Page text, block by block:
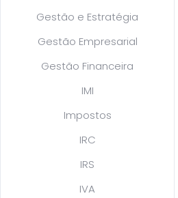
Gestão e Estratégia
Gestão Empresarial
Gestão Financeira
IMI
Impostos
IRC
IRS
IVA